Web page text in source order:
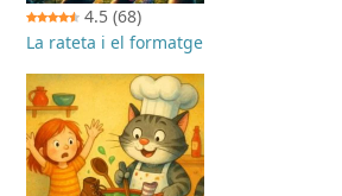
4.5 (68)
La rateta i el formatge